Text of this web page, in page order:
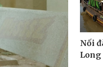
Nối
Long